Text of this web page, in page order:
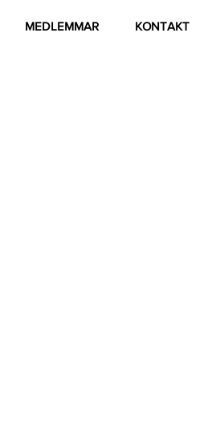
MEDLEMMAR KONTAKT